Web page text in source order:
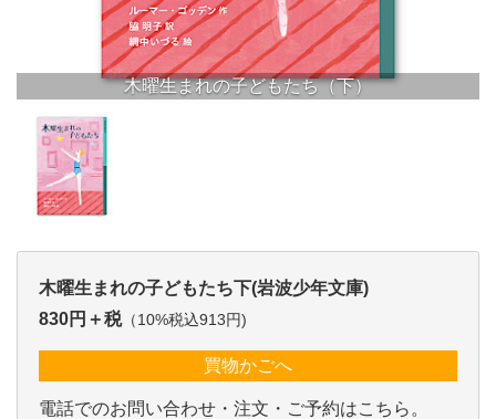
木曜生まれの子どもたち（下）
木曜生まれの子どもたち下(岩波少年文庫)
830円＋税（10%税込913円)
買物かごへ
電話でのお問い合わせ・注文・ご予約はこちら。